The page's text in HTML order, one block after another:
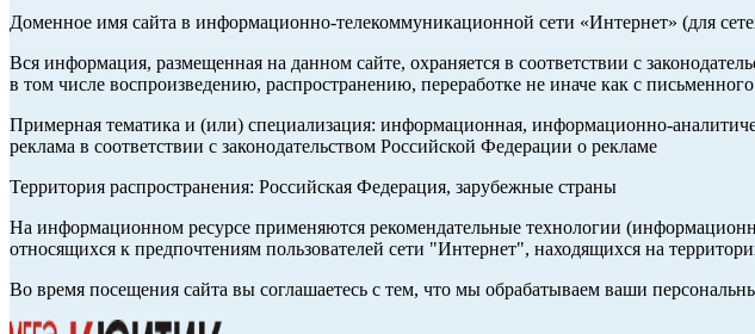
Доменное имя сайта в информационно-телекоммуникационной сети «Интернет» (для
Вся информация, размещенная на данном сайте, охраняется в соответствии с
в том числе воспроизведению, распространению, переработке не иначе как с
Примерная тематика и (или) специализация: информационная, информационно-
реклама в соответствии с законодательством Российской Федерации о рекламе
Территория распространения: Российская Федерация, зарубежные страны
На информационном ресурсе применяются рекомендательные технологии
относящихся к предпочтениям пользователей сети "Интернет", находящихся на
Во время посещения сайта вы соглашаетесь с тем, что мы обрабатываем ваши